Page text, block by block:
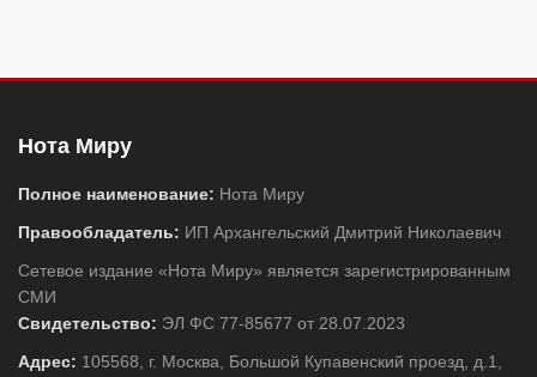
Нота Миру
Полное наименование: Нота Миру
Правообладатель: ИП Архангельский Дмитрий Николаевич
Сетевое издание «Нота Миру» является зарегистрированным
СМИ
Свидетельство: ЭЛ ФС 77-85677 от 28.07.2023
Адрес: 105568, г. Москва, Большой Купавенский проезд, д.1,